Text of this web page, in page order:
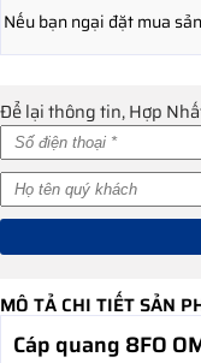
Nếu bạn ngại đặt mua
Để lại thông tin, Hợp
MÔ TẢ CHI TIẾT SẢN
Cáp quang 8FO